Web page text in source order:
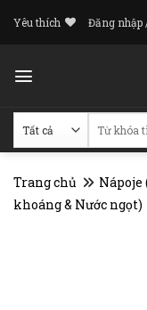
Yêu thích Đăng nhập
Trang chủ Nápoje
khoáng & Nước ngọt)